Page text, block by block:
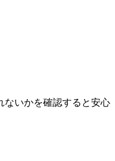
ないかを確認すると安心